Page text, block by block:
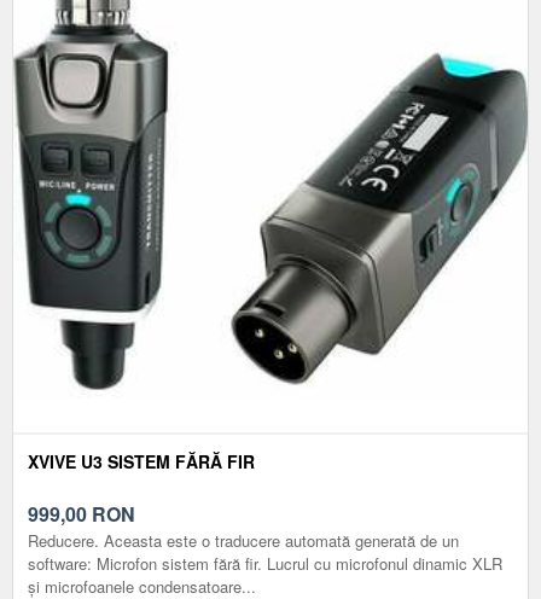
XVIVE U3 SISTEM FĂRĂ FIR
999,00 RON
Reducere. Aceasta este o traducere automată generată de un
software: Microfon sistem fără fir. Lucrul cu microfonul dinamic XLR
și microfoanele condensatoare...